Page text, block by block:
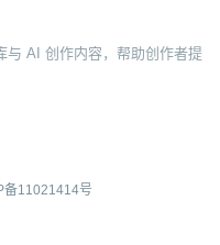
与 AI 创作内容，帮助创作者提
备11021414号